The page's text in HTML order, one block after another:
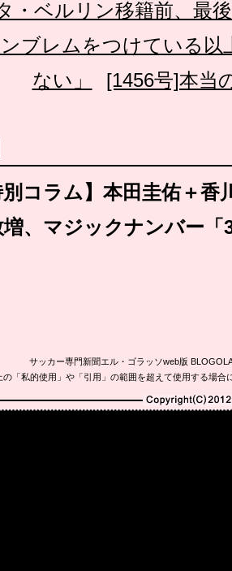
・ベルリン移籍前、最
ンブレムをつけている
ない」
[1456号]本当
別コラム】本田圭佑＋
、マジックナンバー「
サッカー専門新聞エル・ゴラッソweb版
の「私的使用」や「引用」の範囲を超えて使用する場
Copyright(C)2010-